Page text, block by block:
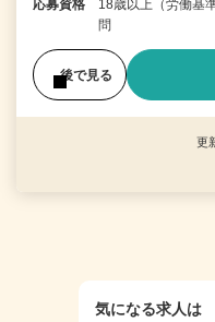
応募資格
18歳以上（労働基
問
後で見る
更
気になる求人は